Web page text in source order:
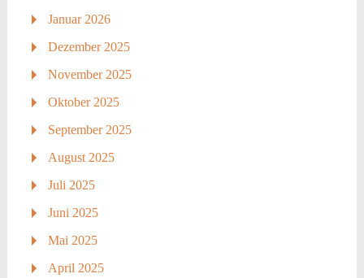
Januar 2026
Dezember 2025
November 2025
Oktober 2025
September 2025
August 2025
Juli 2025
Juni 2025
Mai 2025
April 2025